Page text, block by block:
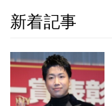
新着記事